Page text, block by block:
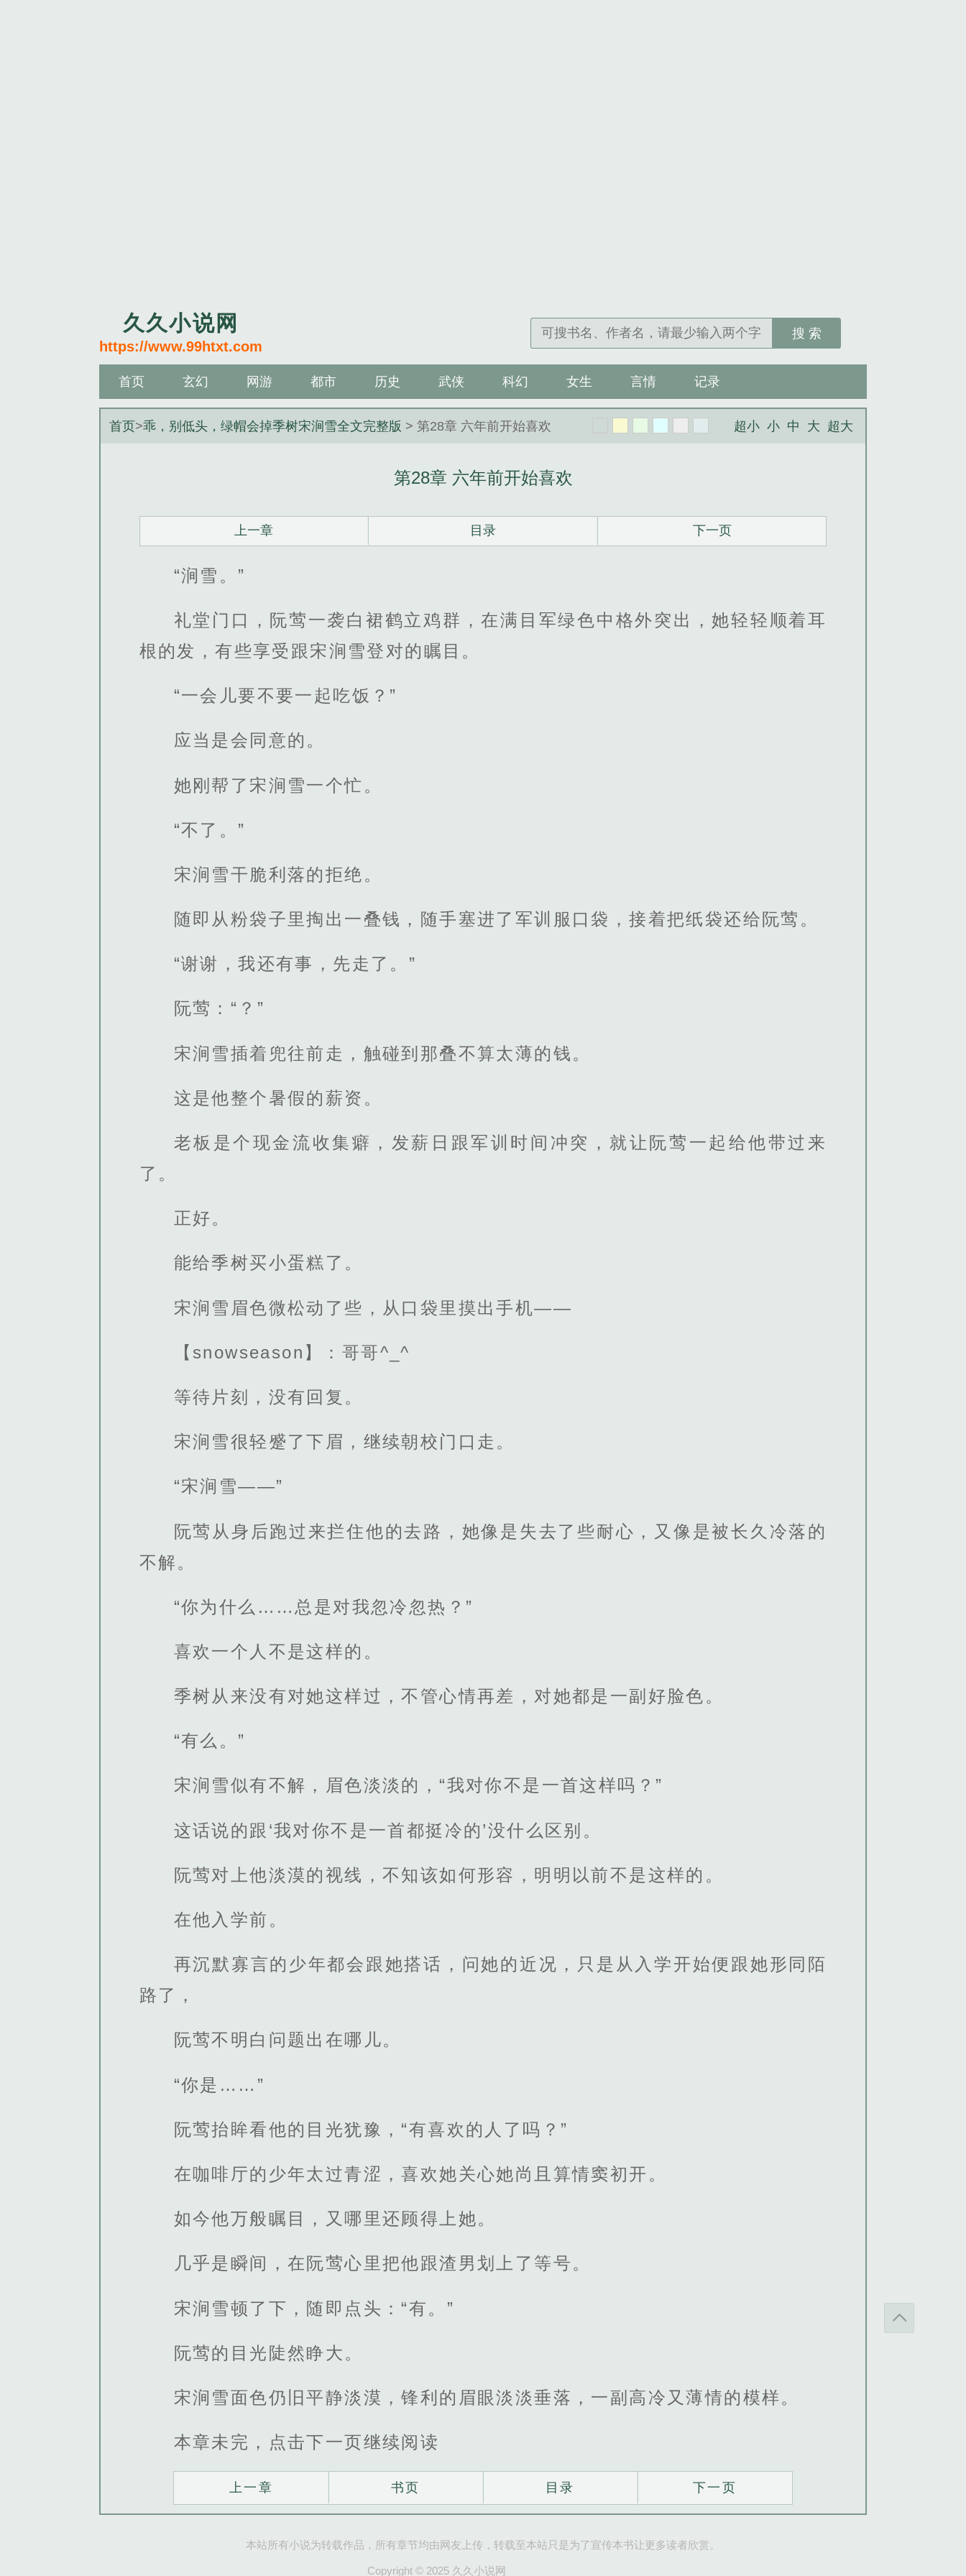
久久小说网
https://www.99htxt.com
搜 索
首页 玄幻 网游 都市 历史 武侠 科幻 女生 言情 记录
首页>乖，别低头，绿帽会掉季树宋涧雪全文完整版 > 第28章 六年前开始喜欢 超小 小 中 大 超大
第28章 六年前开始喜欢
上一章 目录 下一页
“涧雪。”
礼堂门口，阮莺一袭白裙鹤立鸡群，在满目军绿色中格外突出，她轻轻顺着耳
根的发，有些享受跟宋涧雪登对的瞩目。
“一会儿要不要一起吃饭？”
应当是会同意的。
她刚帮了宋涧雪一个忙。
“不了。”
宋涧雪干脆利落的拒绝。
随即从粉袋子里掏出一叠钱，随手塞进了军训服口袋，接着把纸袋还给阮莺。
“谢谢，我还有事，先走了。”
阮莺：“？”
宋涧雪插着兜往前走，触碰到那叠不算太薄的钱。
这是他整个暑假的薪资。
老板是个现金流收集癖，发薪日跟军训时间冲突，就让阮莺一起给他带过来
了。
正好。
能给季树买小蛋糕了。
宋涧雪眉色微松动了些，从口袋里摸出手机——
【snowseason】：哥哥^_^
等待片刻，没有回复。
宋涧雪很轻蹙了下眉，继续朝校门口走。
“宋涧雪——”
阮莺从身后跑过来拦住他的去路，她像是失去了些耐心，又像是被长久冷落的
不解。
“你为什么……总是对我忽冷忽热？”
喜欢一个人不是这样的。
季树从来没有对她这样过，不管心情再差，对她都是一副好脸色。
“有么。”
宋涧雪似有不解，眉色淡淡的，“我对你不是一首这样吗？”
这话说的跟‘我对你不是一首都挺冷的’没什么区别。
阮莺对上他淡漠的视线，不知该如何形容，明明以前不是这样的。
在他入学前。
再沉默寡言的少年都会跟她搭话，问她的近况，只是从入学开始便跟她形同陌
路了，
阮莺不明白问题出在哪儿。
“你是……”
阮莺抬眸看他的目光犹豫，“有喜欢的人了吗？”
在咖啡厅的少年太过青涩，喜欢她关心她尚且算情窦初开。
如今他万般瞩目，又哪里还顾得上她。
几乎是瞬间，在阮莺心里把他跟渣男划上了等号。
宋涧雪顿了下，随即点头：“有。”
阮莺的目光陡然睁大。
宋涧雪面色仍旧平静淡漠，锋利的眉眼淡淡垂落，一副高冷又薄情的模样。
本章未完，点击下一页继续阅读
上一章 书页 目录 下一页
本站所有小说为转载作品，所有章节均由网友上传，转载至本站只是为了宣传本书让更多读者欣赏。
Copyright © 2025 久久小说网